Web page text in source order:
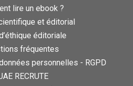
lire un ebook ?
et éditorial
éditoriale
fréquentes
personnelles - RGPD
RECRUTE